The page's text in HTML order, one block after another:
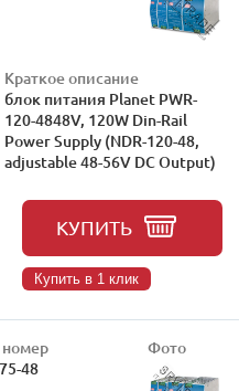
Краткое описание
блок питания Planet PWR-
120-4848V, 120W Din-Rail
Power Supply (NDR-120-48,
adjustable 48-56V DC Output)
КУПИТЬ
Купить в 1 клик
номер
48
Фото